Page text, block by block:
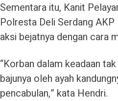
Sementara itu, Kanit
Polresta Deli Serdang
aksi bejatnya dengan cara
“Korban dalam keadaan
bajunya oleh ayah
pencabulan,” kata Hendri.